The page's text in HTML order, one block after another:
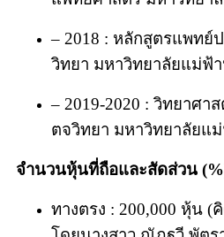
– 2018 : หลักสูตรแพทย์
วิทยา มหาวิทยาลัยแม่ฟ้า
– 2019-2020 : วิทยาศา
ตจวิทยา มหาวิทยาลัยแ
จำนวนหุ้นที่ถือและสัดส่วน
ทางตรง : 200,000 หุ้น (